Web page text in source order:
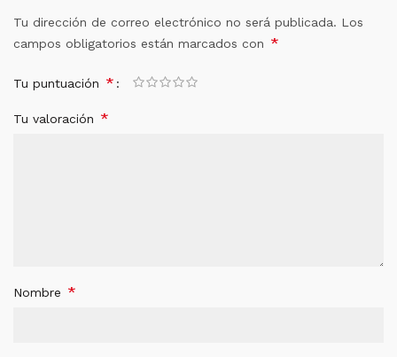
Tu dirección de correo electrónico no será publicada. Los
campos obligatorios están marcados con *
Tu puntuación *
Tu valoración *
Nombre *